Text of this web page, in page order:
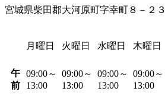
宮城県柴田郡大河原町字幸町８－２３
月曜日 火曜日 水曜日 木曜日
午
前
09:00～
13:00
09:00～
13:00
09:00～
13:00
09:00～
13:00